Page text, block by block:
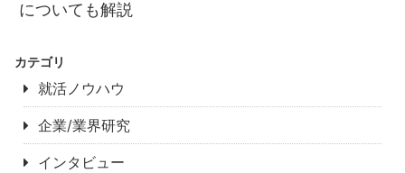
についても解説
カテゴリ
就活ノウハウ
企業/業界研究
インタビュー